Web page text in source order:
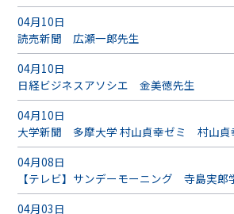
04月10日
読売新聞 広瀬一郎先生
04月10日
日経ビジネスアソシエ 金美徳先生
04月10日
大学新聞 多摩大学 村山貞幸ゼミ 村山貞
04月08日
【テレビ】サンデーモーニング 寺島実郎
04月03日